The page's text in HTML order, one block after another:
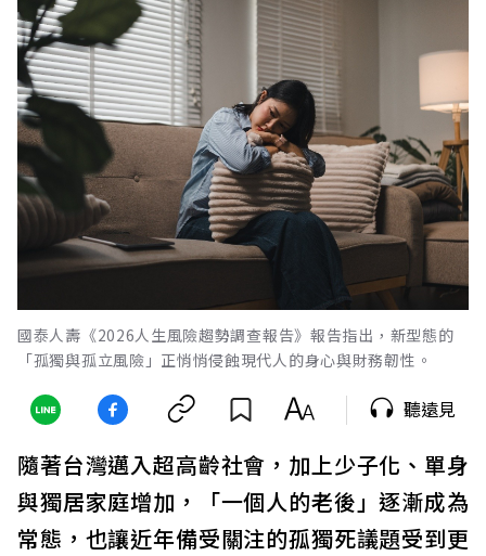
國泰人壽《2026人生風險趨勢調查報告》報告指出，新型態的
「孤獨與孤立風險」正悄悄侵蝕現代人的身心與財務韌性。
聽遠見
隨著台灣邁入超高齡社會，加上少子化、單身
與獨居家庭增加，「一個人的老後」逐漸成為
常態，也讓近年備受關注的孤獨死議題受到更